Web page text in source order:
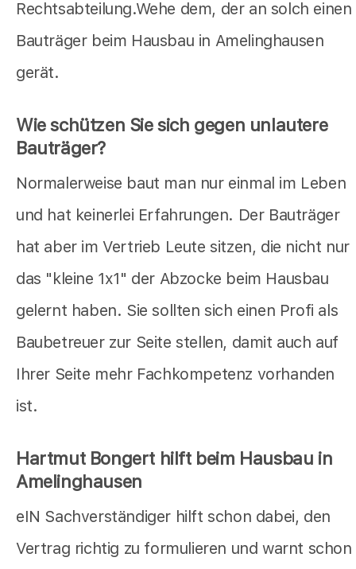
Rechtsabteilung.Wehe dem, der an solch einen
Bauträger beim Hausbau in Amelinghausen
gerät.
Wie schützen Sie sich gegen unlautere
Bauträger?
Normalerweise baut man nur einmal im Leben
und hat keinerlei Erfahrungen. Der Bauträger
hat aber im Vertrieb Leute sitzen, die nicht nur
das "kleine 1x1" der Abzocke beim Hausbau
gelernt haben. Sie sollten sich einen Profi als
Baubetreuer zur Seite stellen, damit auch auf
Ihrer Seite mehr Fachkompetenz vorhanden
ist.
Hartmut Bongert hilft beim Hausbau in
Amelinghausen
eIN Sachverständiger hilft schon dabei, den
Vertrag richtig zu formulieren und warnt schon